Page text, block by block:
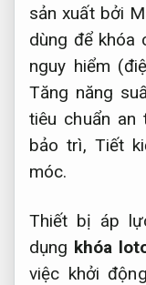
sản xuất bởi
dùng để khóa
nguy hiểm
Tăng năng
tiêu chuẩn an
bảo trì, Tiết
móc.
Thiết bị áp
dụng khóa
việc khởi